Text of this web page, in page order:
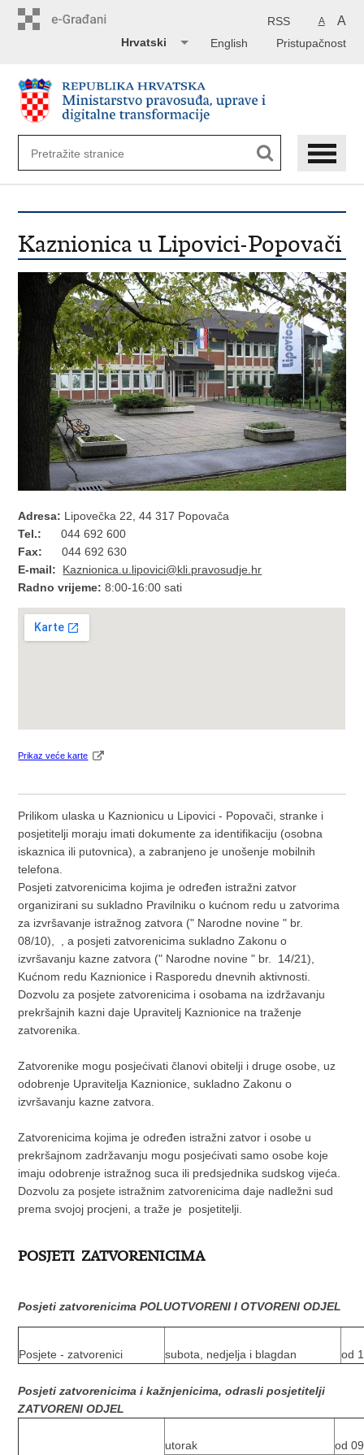
A A
RSS
Pristupačnost
English
Hrvatski
Kaznionica u Lipovici-Popovači
Adresa: Lipovečka 22, 44 317 Popovača
Tel.: 044 692 600
Fax: 044 692 630
E-mail:
Kaznionica.u.lipovici@kli.pravosudje.hr
Radno vrijeme: 8:00-16:00 sati
Prikaz veće karte
Prilikom ulaska u Kaznionicu u Lipovici - Popovači, stranke i
posjetitelji moraju imati dokumente za identifikaciju (osobna
iskaznica ili putovnica), a zabranjeno je unošenje mobilnih
telefona.
Posjeti zatvorenicima kojima je određen istražni zatvor
organizirani su sukladno Pravilniku o kućnom redu u zatvorima
za izvršavanje istražnog zatvora (" Narodne novine " br.
08/10), , a posjeti zatvorenicima sukladno Zakonu o
izvršavanju kazne zatvora (" Narodne novine " br. 14/21),
Kućnom redu Kaznionice i Rasporedu dnevnih aktivnosti.
Dozvolu za posjete zatvorenicima i osobama na izdržavanju
prekršajnih kazni daje Upravitelj Kaznionice na traženje
zatvorenika.
Zatvorenike mogu posjećivati članovi obitelji i druge osobe, uz
odobrenje Upravitelja Kaznionice, sukladno Zakonu o
izvršavanju kazne zatvora.
Zatvorenicima kojima je određen istražni zatvor i osobe u
prekršajnom zadržavanju mogu posjećivati samo osobe koje
imaju odobrenje istražnog suca ili predsjednika sudskog vijeća.
Dozvolu za posjete istražnim zatvorenicima daje nadležni sud
prema svojoj procjeni, a traže je posjetitelji.
POSJETI ZATVORENICIMA
Posjeti zatvorenicima POLUOTVORENI I OTVORENI ODJEL
Posjete - zatvorenici subota, nedjelja i blagdan od
Posjeti zatvorenicima i kažnjenicima, odrasli posjetitelji
ZATVORENI ODJEL
utorak
od